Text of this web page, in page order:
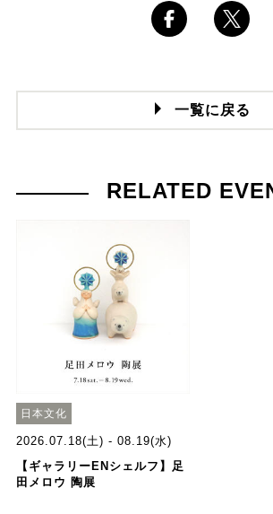
一覧に戻る
RELATED
日本文化
2026.07.18(土) - 08.19(水)
【ギャラリーENシェルフ】足
田メロウ 陶展